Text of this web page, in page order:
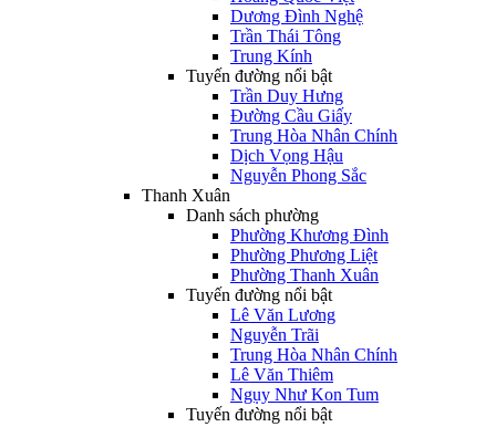
Dương Đình Nghệ
Trần Thái Tông
Trung Kính
Tuyến đường nổi bật
Trần Duy Hưng
Đường Cầu Giấy
Trung Hòa Nhân Chính
Dịch Vọng Hậu
Nguyễn Phong Sắc
Thanh Xuân
Danh sách phường
Phường Khương Đình
Phường Phương Liệt
Phường Thanh Xuân
Tuyến đường nổi bật
Lê Văn Lương
Nguyễn Trãi
Trung Hòa Nhân Chính
Lê Văn Thiêm
Ngụy Như Kon Tum
Tuyến đường nổi bật